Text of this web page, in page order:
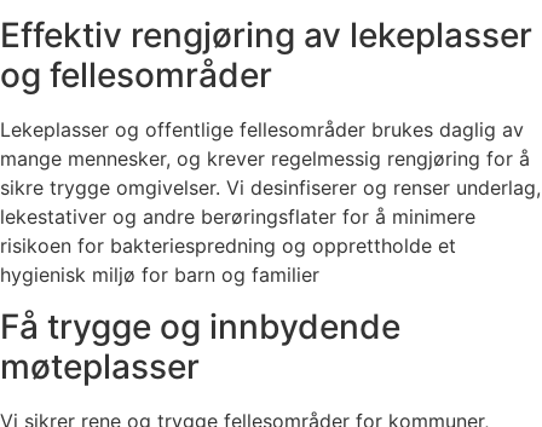
Effektiv rengjøring av lekeplasser
og fellesområder
Lekeplasser og offentlige fellesområder brukes daglig av
mange mennesker, og krever regelmessig rengjøring for å
sikre trygge omgivelser. Vi desinfiserer og renser underlag,
lekestativer og andre berøringsflater for å minimere
risikoen for bakteriespredning og opprettholde et
hygienisk miljø for barn og familier
Få trygge og innbydende
møteplasser
Vi sikrer rene og trygge fellesområder for kommuner,